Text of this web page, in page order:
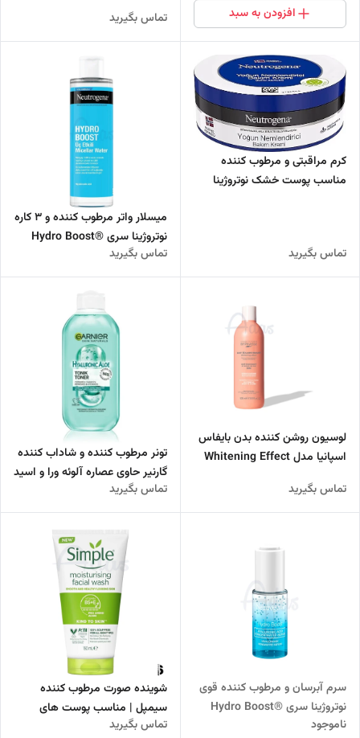
افزودن به سبد
تماس بگیرید
کرم مراقبتی و مرطوب کننده
مناسب پوست خشک نوتروژینا
تماس بگیرید
میسلار واتر مرطوب کننده و 3 کاره
نوتروژینا سری ®Hydro Boost
تماس بگیرید
لوسیون روشن کننده بدن بایفاس
اسپانیا مدل Whitening Effect
تماس بگیرید
تونر مرطوب کننده و شاداب کننده
گارنیر حاوی عصاره آلوئه ورا و اسید
هیالورونیک
تماس بگیرید
سرم آبرسان و مرطوب کننده قوی
نوتروژینا سری ®Hydro Boost
ناموجود
شوینده صورت مرطوب کننده
سیمپل | مناسب پوست های
حساس
تماس بگیرید